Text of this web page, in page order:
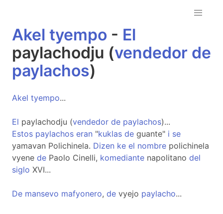
Akel tyempo - El
paylachodju (vendedor de
paylachos)
Akel tyempo...
El paylachodju (vendedor de paylachos)...
Estos paylachos eran "kuklas de guante" i se
yamavan Polichinela. Dizen ke el nombre polichinela
vyene de Paolo Cinelli, komediante napolitano del
siglo XVI...
De mansevo mafyonero, de vyejo paylacho...